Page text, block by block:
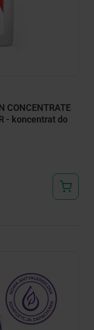
CONCENTRATE
- koncentrat do